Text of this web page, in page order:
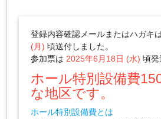
登録内容確認メールまたはハガキ
(月) 頃送付しました。
参加票は 2025年6月18日 (水) 頃発
ホール特別設備費
な地区です。
ホール特別設備費とは